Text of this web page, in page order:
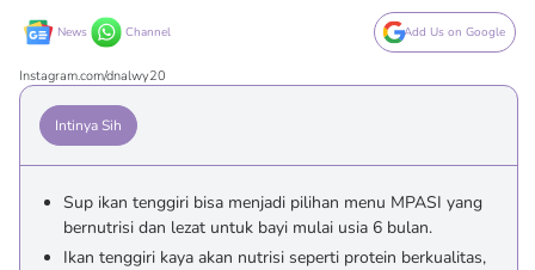
News Channel Add Us on Google
Instagram.com/dnalwy20
Intinya Sih
Sup ikan tenggiri bisa menjadi pilihan menu MPASI yang
bernutrisi dan lezat untuk bayi mulai usia 6 bulan.
Ikan tenggiri kaya akan nutrisi seperti protein berkualitas,